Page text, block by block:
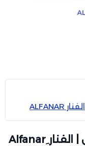
الفنار ALFANAR